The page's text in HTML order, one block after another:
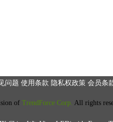
问题 使用条款 隐私权政策 会员条
of TrendForce Corp. All rights